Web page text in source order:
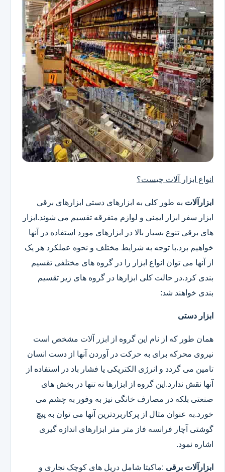
انواع ابزار آلات چیست؟
ابزارآلات به طور کلی به ابزارهای دستی ابزارهای برقی
ابزار سفر ابزار ایمنی و لوازم متفرقه تقسیم می شوند.ابزار
های برقی تنوع بسیار بالا در ابزارهای مورد استفاده در آنها
خواهیم برد.با توجه به شرایط مختلف و نحوه عملکرد هر یک
از آنها می توان انواع ابزار را در گروه های مختلفی تقسیم
بندی کرد.در حالت کلی ابزارها در گروه های زیر تقسیم
بندی خواهند شد:
ابزار دستی
همان طور که از نام این گروه از ابزر آلات مشخص است
نیروی محرکه برای به حرکت در آوردن آنها از دست انسان
تامین می گردد و انرژی الکتریکی یا فشار باد در استفاده از
آنها نقش ندارد.این گروه از ابزارها نه تنها در بخش های
صنعتی بلکه در مصارف خانگی نیز به وفور به چشم می
خورد.به عنوان مثال از پرکاربردترین آنها می توان به پیچ
گوشتی آچار فرانسه فاز متر متر ابزارهای اندازه گیری
اشاره نمود.
ابزارآلات برقی :ماکیتا شامل دریل های کوچک نجاری و